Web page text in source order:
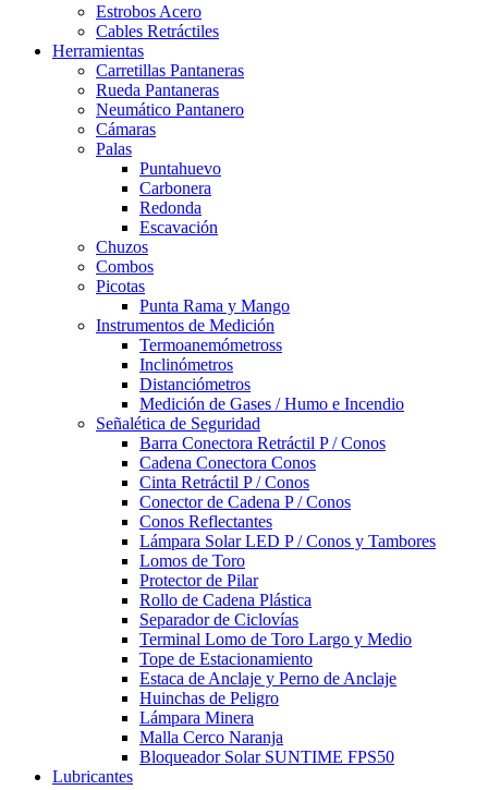
Estrobos Acero
Cables Retráctiles
Herramientas
Carretillas Pantaneras
Rueda Pantaneras
Neumático Pantanero
Cámaras
Palas
Puntahuevo
Carbonera
Redonda
Escavación
Chuzos
Combos
Picotas
Punta Rama y Mango
Instrumentos de Medición
Termoanemómetross
Inclinómetros
Distanciómetros
Medición de Gases / Humo e Incendio
Señalética de Seguridad
Barra Conectora Retráctil P / Conos
Cadena Conectora Conos
Cinta Retráctil P / Conos
Conector de Cadena P / Conos
Conos Reflectantes
Lámpara Solar LED P / Conos y Tambores
Lomos de Toro
Protector de Pilar
Rollo de Cadena Plástica
Separador de Ciclovías
Terminal Lomo de Toro Largo y Medio
Tope de Estacionamiento
Estaca de Anclaje y Perno de Anclaje
Huinchas de Peligro
Lámpara Minera
Malla Cerco Naranja
Bloqueador Solar SUNTIME FPS50
Lubricantes